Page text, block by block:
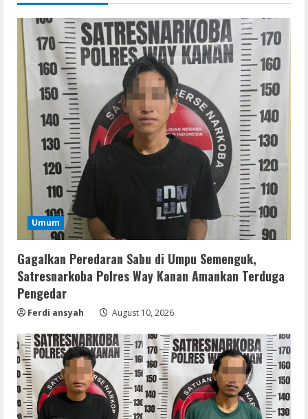
Umum
Gagalkan Peredaran Sabu di Umpu Semenguk,
Satresnarkoba Polres Way Kanan Amankan Terduga
Pengedar
Ferdi ansyah August 10, 2026